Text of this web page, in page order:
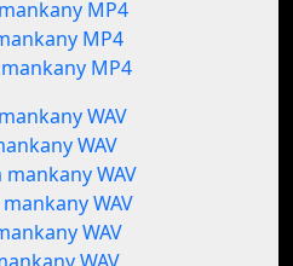
MP4
MP4
MP4
WAV
WAV
WAV
WAV
WAV